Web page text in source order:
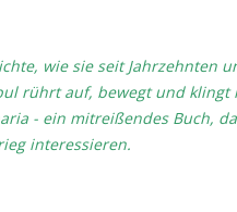
wie sie seit Jahrzehnten
rührt auf, bewegt und
- ein mitreißendes Buch,
interessieren.